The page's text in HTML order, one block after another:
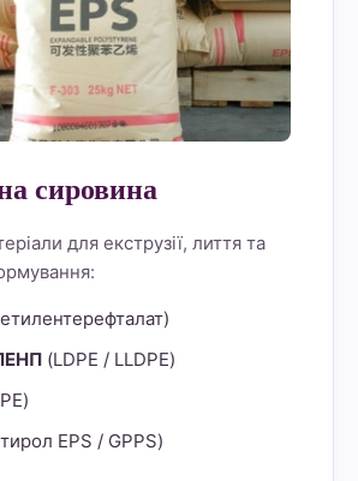
сировина
для екструзії, лиття та
(LDPE / LLDPE)
EPS / GPPS)